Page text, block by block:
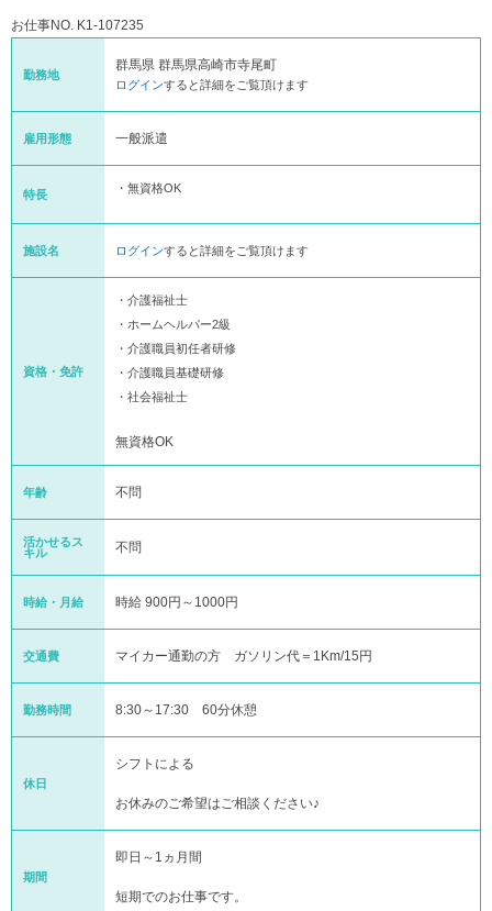
お仕事NO. K1-107235
勤務地
群馬県 群馬県高崎市寺尾町
ログインすると詳細をご覧頂けます
雇用形態 一般派遣
特長 ・無資格OK
施設名 ログインすると詳細をご覧頂けます
資格・免許
・介護福祉士
・ホームヘルパー2級
・介護職員初任者研修
・介護職員基礎研修
・社会福祉士
無資格OK
年齢 不問
活かせるス
キル
不問
時給・月給 時給 900円～1000円
交通費 マイカー通勤の方 ガソリン代＝1Km/15円
勤務時間 8:30～17:30 60分休憩
休日
シフトによる
お休みのご希望はご相談ください♪
期間
即日～1ヵ月間
短期でのお仕事です。